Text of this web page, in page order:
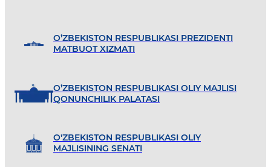
O’ZBEKISTON RESPUBLIKASI PREZIDENTI
MATBUOT XIZMATI
O’ZBEKISTON RESPUBLIKASI OLIY MAJLISI
QONUNCHILIK PALATASI
O'ZBEKISTON RESPUBLIKASI OLIY
MAJLISINING SENATI